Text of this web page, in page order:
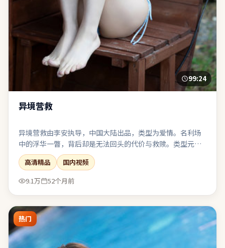
99:24
异境营救
异境营救由李安执导，中国大陆出品，类型为爱情。名利场
中的浮华一瞥，背后却是无法回头的代价与救赎。类型元素
被刻意混搭：既有类型片快感，也保留作者式的留白。在娱
乐性与表达欲之间取得了相对稳态的平衡。
高清精品
国内视频
9.1万
52个月前
热门